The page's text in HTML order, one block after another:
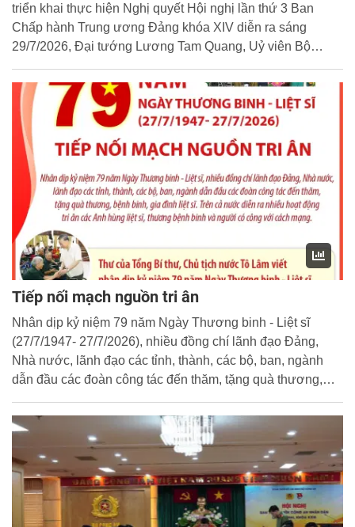
triển khai thực hiện Nghị quyết Hội nghị lần thứ 3 Ban
Chấp hành Trung ương Đảng khóa XIV diễn ra sáng
29/7/2026, Đại tướng Lương Tam Quang, Uỷ viên Bộ
cốt lõi của Nghị quyết Chuyên đề Chiến lược an ninh quốc
gia (Nghị quyết số 22) và Nghị quyết về xây dựng xã hội kỷ
cương, an toàn, văn minh, hài hòa, phát triển (Nghị quyết
18) nhằm đổi mới nhận thức và định hướng tổ chức thực
hiện trong toàn hệ thống chính trị.
Tiếp nối mạch nguồn tri ân
Nhân dịp kỷ niệm 79 năm Ngày Thương binh - Liệt sĩ
(27/7/1947- 27/7/2026), nhiều đồng chí lãnh đạo Đảng,
Nhà nước, lãnh đạo các tỉnh, thành, các bộ, ban, ngành
dẫn đầu các đoàn công tác đến thăm, tặng quà thương,